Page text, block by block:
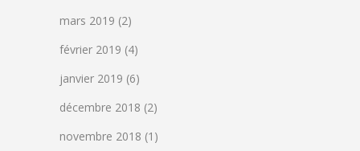
mars 2019 (2)
février 2019 (4)
janvier 2019 (6)
décembre 2018 (2)
novembre 2018 (1)